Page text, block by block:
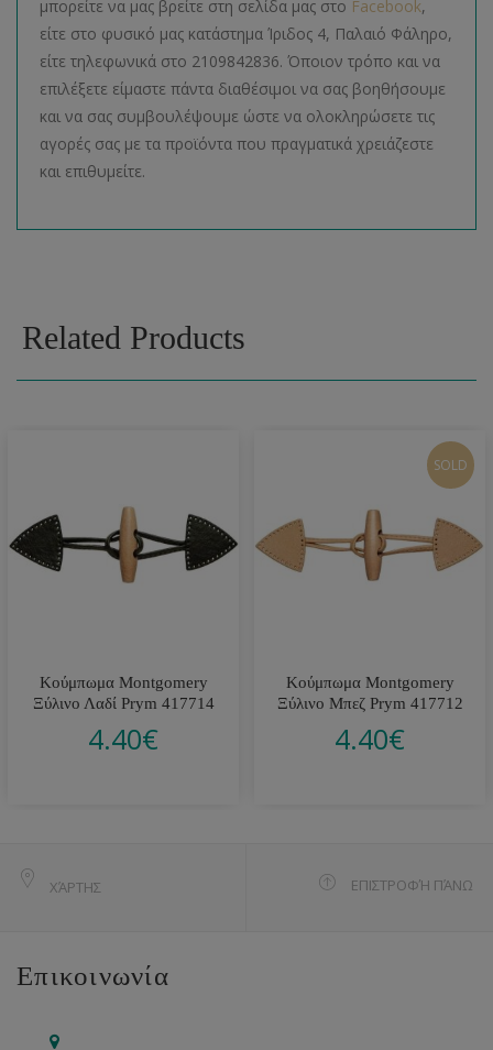
μπορείτε να μας βρείτε στη σελίδα μας στο Facebook,
είτε στο φυσικό μας κατάστημα Ίριδος 4, Παλαιό Φάληρο,
είτε τηλεφωνικά στο 2109842836. Όποιον τρόπο και να
επιλέξετε είμαστε πάντα διαθέσιμοι να σας βοηθήσουμε
και να σας συμβουλέψουμε ώστε να ολοκληρώσετε τις
αγορές σας με τα προϊόντα που πραγματικά χρειάζεστε
και επιθυμείτε.
Related Products
Κούμπωμα Montgomery
Ξύλινο Λαδί Prym 417714
4.40€
SOLD
Κούμπωμα Montgomery
Ξύλινο Μπεζ Prym 417712
4.40€
ΧΆΡΤΗΣ ΕΠΙΣΤΡΟΦΉ ΠΆΝΩ
Επικοινωνία